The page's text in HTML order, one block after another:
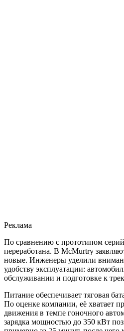
Реклама
По сравнению с прототипом
переработана. В McMurtry
новые. Инженеры уделили
удобству эксплуатации:
обслуживании и подготовке к
Питание обеспечивает тяговая
По оценке компании, её хватает
движения в темпе гоночного
зарядка мощностью до 350 кВт